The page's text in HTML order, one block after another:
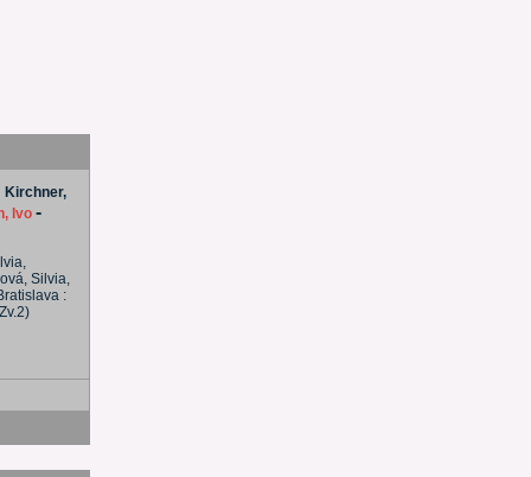
Kirchner,
Ivo -
Silvia,
: